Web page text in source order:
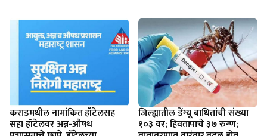
कराडमधील नामांकित हॉटेलसह
सहा हॉटेलवर अन्न-औषध
जिल्ह्यातील डेंग्यू बाधितांची संख्या
१०३ वर; हिवतापाचे ३७ रुग्ण;